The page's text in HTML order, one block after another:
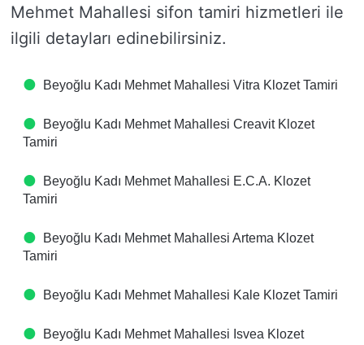
Mehmet Mahallesi sifon tamiri hizmetleri ile
ilgili detayları edinebilirsiniz.
Beyoğlu Kadı Mehmet Mahallesi Vitra Klozet Tamiri
Beyoğlu Kadı Mehmet Mahallesi Creavit Klozet
Tamiri
Beyoğlu Kadı Mehmet Mahallesi E.C.A. Klozet
Tamiri
Beyoğlu Kadı Mehmet Mahallesi Artema Klozet
Tamiri
Beyoğlu Kadı Mehmet Mahallesi Kale Klozet Tamiri
Beyoğlu Kadı Mehmet Mahallesi Isvea Klozet